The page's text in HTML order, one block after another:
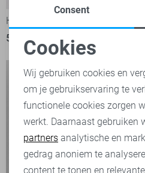
Harper & Yve Jurk
50,00
Noodzakelijke cookies
Personalisatie cookies
Analytische cookies
Marketing cookies
Consent
Cookies
Wij gebruiken cookies en
om je gebruikservaring te
functionele cookies zorgen
werkt. Daarnaast gebruiken
partners analytische en
gedrag anoniem te
content te tonen en